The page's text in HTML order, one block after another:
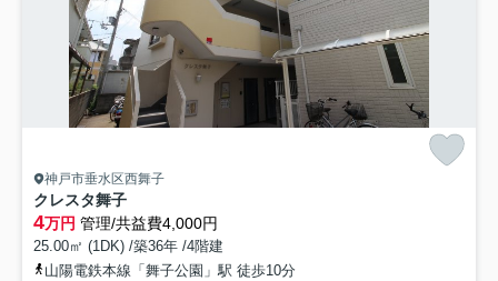
神戸市垂水区西舞子
クレスタ舞子
4万円 管理/共益費4,000円
25.00㎡ (1DK) /築36年 /4階建
山陽電鉄本線「舞子公園」駅 徒歩10分